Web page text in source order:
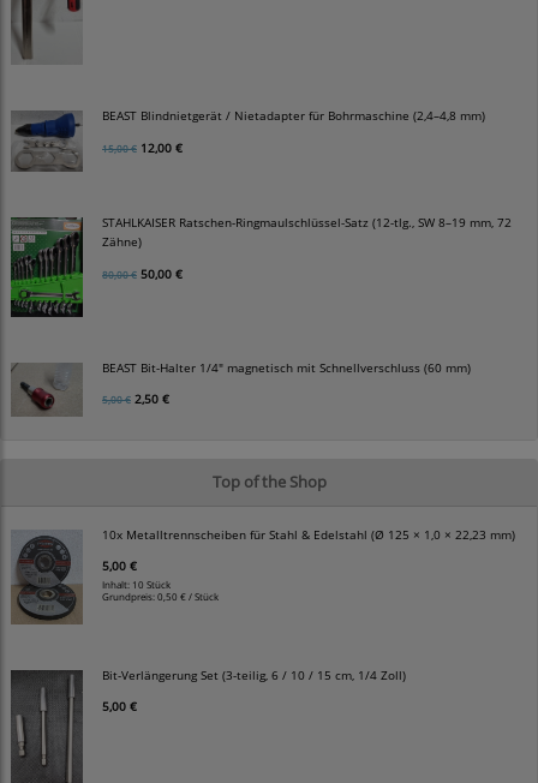
BEAST Blindnietgerät / Nietadapter für Bohrmaschine (2,4–4,8 mm)
15,00 € 12,00 €
STAHLKAISER Ratschen-Ringmaulschlüssel-Satz (12-tlg., SW 8–19 mm, 72
Zähne)
80,00 € 50,00 €
BEAST Bit-Halter 1/4" magnetisch mit Schnellverschluss (60 mm)
5,00 € 2,50 €
Top of the Shop
10x Metalltrennscheiben für Stahl & Edelstahl (Ø 125 × 1,0 × 22,23 mm)
5,00 €
Inhalt: 10 Stück
Grundpreis:0,50 € / Stück
Bit-Verlängerung Set (3-teilig, 6 / 10 / 15 cm, 1/4 Zoll)
5,00 €